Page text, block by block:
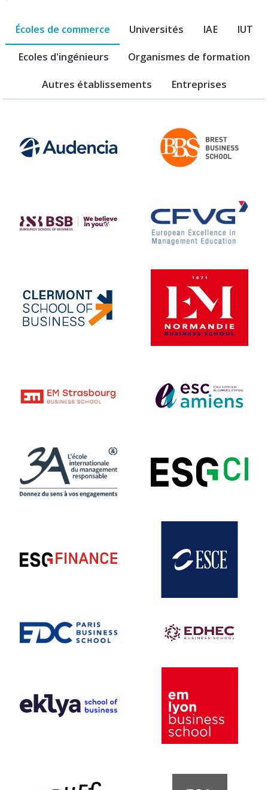
Écoles de commerce Universités IAE
IUT
Ecoles d'ingénieurs
Organismes de formation
Autres établissements
Entreprises